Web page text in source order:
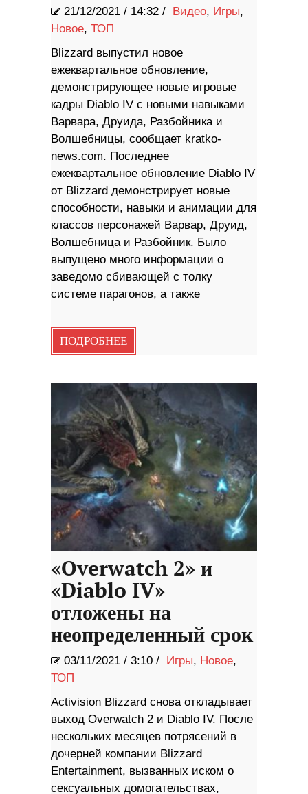
21/12/2021 / 14:32 / Видео, Игры,
Новое, ТОП
Blizzard выпустил новое
ежеквартальное обновление,
демонстрирующее новые игровые
кадры Diablo IV с новыми навыками
Варвара, Друида, Разбойника и
Волшебницы, сообщает kratko-
news.com. Последнее
ежеквартальное обновление Diablo IV
от Blizzard демонстрирует новые
способности, навыки и анимации для
классов персонажей Варвар, Друид,
Волшебница и Разбойник. Было
выпущено много информации о
заведомо сбивающей с толку
системе парагонов, а также
ПОДРОБНЕЕ
«Overwatch 2» и
«Diablo IV»
отложены на
неопределенный срок
03/11/2021 / 3:10 / Игры, Новое,
ТОП
Activision Blizzard снова откладывает
выход Overwatch 2 и Diablo IV. После
нескольких месяцев потрясений в
дочерней компании Blizzard
Entertainment, вызванных иском о
сексуальных домогательствах,